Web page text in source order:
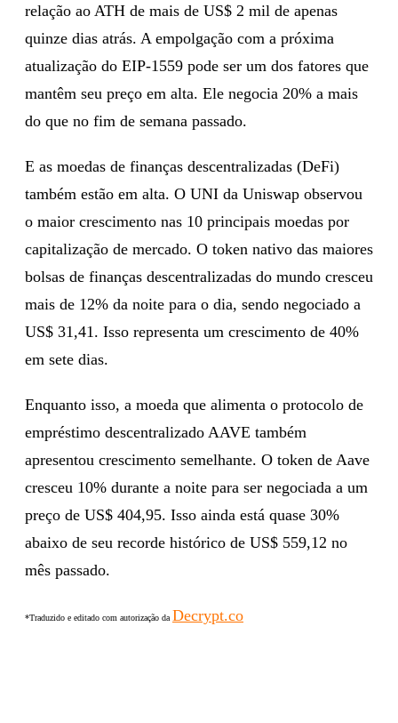
relação ao ATH de mais de US$ 2 mil de apenas
quinze dias atrás. A empolgação com a próxima
atualização do EIP-1559 pode ser um dos fatores que
mantêm seu preço em alta. Ele negocia 20% a mais
do que no fim de semana passado.
E as moedas de finanças descentralizadas (DeFi)
também estão em alta. O UNI da Uniswap observou
o maior crescimento nas 10 principais moedas por
capitalização de mercado. O token nativo das maiores
bolsas de finanças descentralizadas do mundo cresceu
mais de 12% da noite para o dia, sendo negociado a
US$ 31,41. Isso representa um crescimento de 40%
em sete dias.
Enquanto isso, a moeda que alimenta o protocolo de
empréstimo descentralizado AAVE também
apresentou crescimento semelhante. O token de Aave
cresceu 10% durante a noite para ser negociada a um
preço de US$ 404,95. Isso ainda está quase 30%
abaixo de seu recorde histórico de US$ 559,12 no
mês passado.
*Traduzido e editado com autorização da Decrypt.co